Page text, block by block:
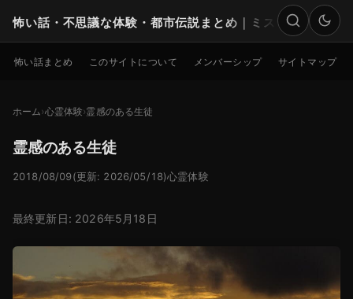
怖い話・不思議な体験・都市伝説まとめ｜ミステリー
検索
怖い話まとめ このサイトについて メンバーシップ サイトマップ
ホーム 心霊体験 霊感のある生徒
霊感のある生徒
2018/08/09(更新: 2026/05/18)心霊体験
最終更新日: 2026年5月18日